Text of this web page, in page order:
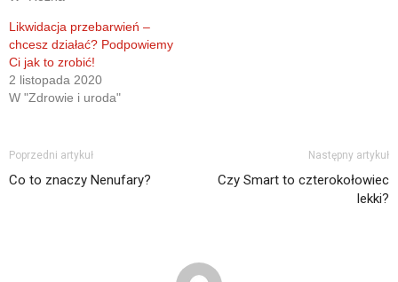
Likwidacja przebarwień –
chcesz działać? Podpowiemy
Ci jak to zrobić!
2 listopada 2020
W "Zdrowie i uroda"
Poprzedni artykuł
Co to znaczy Nenufary?
Następny artykuł
Czy Smart to czterokołowiec
lekki?